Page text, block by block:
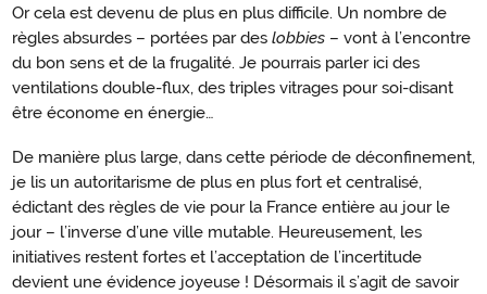
Or cela est devenu de plus en plus difficile. Un nombre de
règles absurdes – portées par des lobbies – vont à l’encontre
du bon sens et de la frugalité. Je pourrais parler ici des
ventilations double-flux, des triples vitrages pour soi-disant
être économe en énergie…
De manière plus large, dans cette période de déconfinement,
je lis un autoritarisme de plus en plus fort et centralisé,
édictant des règles de vie pour la France entière au jour le
jour – l’inverse d’une ville mutable. Heureusement, les
initiatives restent fortes et l’acceptation de l’incertitude
devient une évidence joyeuse ! Désormais il s’agit de savoir